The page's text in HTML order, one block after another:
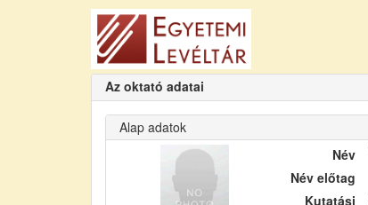
Az oktató adatai
Alap adatok
Név
Név előtag
Kutatási